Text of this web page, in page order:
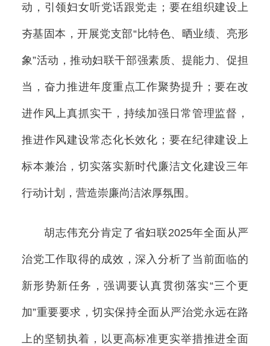
动，引领妇女听党话跟党走；要在组织建设上
夯基固本，开展党支部“比特色、晒业绩、亮形
象”活动，推动妇联干部强素质、提能力、促担
当，奋力推进年度重点工作聚势提升；要在改
进作风上真抓实干，持续加强日常管理监督，
推进作风建设常态化长效化；要在纪律建设上
标本兼治，切实落实新时代廉洁文化建设三年
行动计划，营造崇廉尚洁浓厚氛围。
胡志伟充分肯定了省妇联2025年全面从严
治党工作取得的成效，深入分析了当前面临的
新形势新任务，强调要认真贯彻落实“三个更
加”重要要求，切实保持全面从严治党永远在路
上的坚韧执着，以更高标准更实举措推进全面